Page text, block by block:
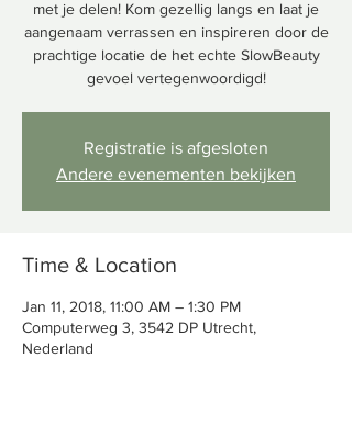
met je delen! Kom gezellig langs en laat je
aangenaam verrassen en inspireren door de
prachtige locatie de het echte SlowBeauty
gevoel vertegenwoordigd!
Registratie is afgesloten
Andere evenementen bekijken
Time & Location
Jan 11, 2018, 11:00 AM – 1:30 PM
Computerweg 3, 3542 DP Utrecht,
Nederland